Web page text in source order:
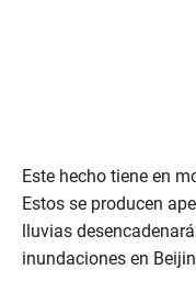
Este hecho tiene en
Estos se producen
lluvias
inundaciones en